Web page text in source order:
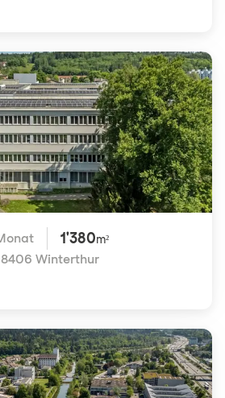
1'380m²
8406 Winterthur